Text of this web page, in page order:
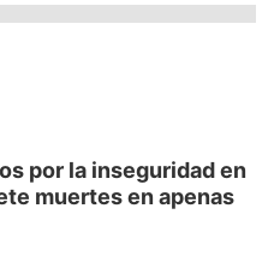
por la inseguridad en
muertes en apenas